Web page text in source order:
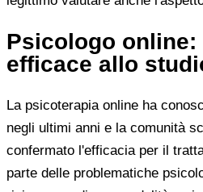
Psicologo
efficace allo
La psicoterapia online ha
negli ultimi anni e la comunità
confermato l'efficacia per il
parte delle problematiche